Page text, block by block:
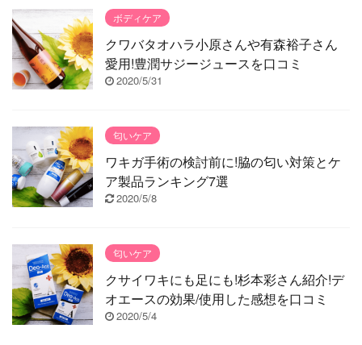
ボディケア
クワバタオハラ小原さんや有森裕子さん
愛用!豊潤サジージュースを口コミ
2020/5/31
匂いケア
ワキガ手術の検討前に!脇の匂い対策とケ
ア製品ランキング7選
2020/5/8
匂いケア
クサイワキにも足にも!杉本彩さん紹介!デ
オエースの効果/使用した感想を口コミ
2020/5/4